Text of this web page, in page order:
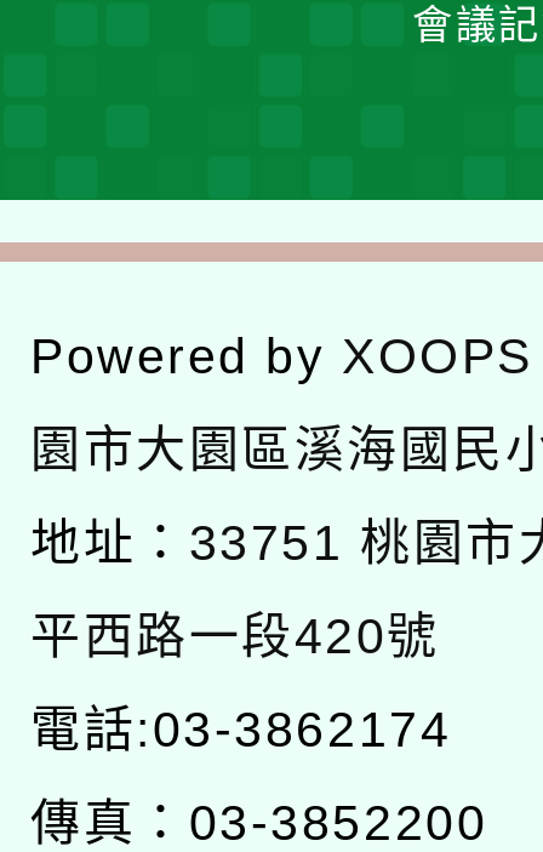
會議
Powered by XOOPS
園市大園區溪海國民
地址： 33751 桃園市
平西路一段420號
電話:03-3862174
傳真：03-3852200